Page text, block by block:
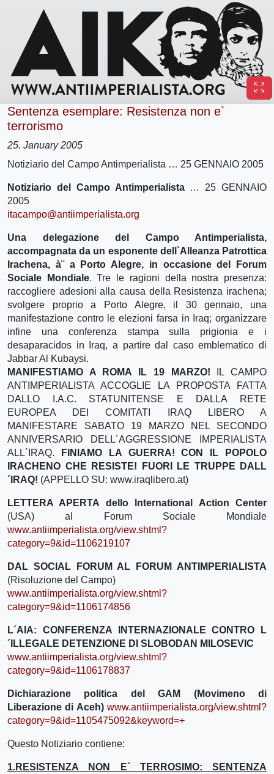
Sentenza esemplare: Resistenza non e`
terrorismo
25. January 2005
Notiziario del Campo Antimperialista … 25 GENNAIO 2005
Notiziario del Campo Antimperialista… 25 GENNAIO
2005
itacampo@antiimperialista.org
Una delegazione del Campo Antimperialista,
accompagnata da un esponente dell`Alleanza Patrottica
Irachena, à¨ a Porto Alegre, in occasione del Forum
Sociale Mondiale. Tre le ragioni della nostra presenza:
raccogliere adesioni alla causa della Resistenza irachena;
svolgere proprio a Porto Alegre, il 30 gennaio, una
manifestazione contro le elezioni farsa in Iraq; organizzare
infine una conferenza stampa sulla prigionia e i
desaparacidos in Iraq, a partire dal caso emblematico di
Jabbar Al Kubaysi.
MANIFESTIAMO A ROMA IL 19 MARZO! IL CAMPO
ANTIMPERIALISTA ACCOGLIE LA PROPOSTA FATTA
DALLO I.A.C. STATUNITENSE E DALLA RETE
EUROPEA DEI COMITATI IRAQ LIBERO A
MANIFESTARE SABATO 19 MARZO NEL SECONDO
ANNIVERSARIO DELL´AGGRESSIONE IMPERIALISTA
ALL´IRAQ.
FINIAMO LA GUERRA! CON IL POPOLO
IRACHENO CHE RESISTE! FUORI LE TRUPPE DALL
´IRAQ! (APPELLO SU: www.iraqlibero.at)
LETTERA APERTA dello lnternational Action Center
(USA) al Forum Sociale Mondiale
www.antiimperialista.org/view.shtml?
category=9&id=1106219107
DAL SOCIAL FORUM AL FORUM ANTIMPERIALISTA
(Risoluzione del Campo)
www.antiimperialista.org/view.shtml?
category=9&id=1106174856
L´AIA: CONFERENZA INTERNAZIONALE CONTRO L
´ILLEGALE DETENZIONE DI SLOBODAN MILOSEVIC
www.antiimperialista.org/view.shtml?
category=9&id=1106178837
Dichiarazione politica del GAM (Movimeno di
Liberazione di Aceh) www.antiimperialista.org/view.shtml?
category=9&id=1105475092&keyword=+
Questo Notiziario contiene:
1.RESISTENZA NON E´ TERROSIMO: SENTENZA